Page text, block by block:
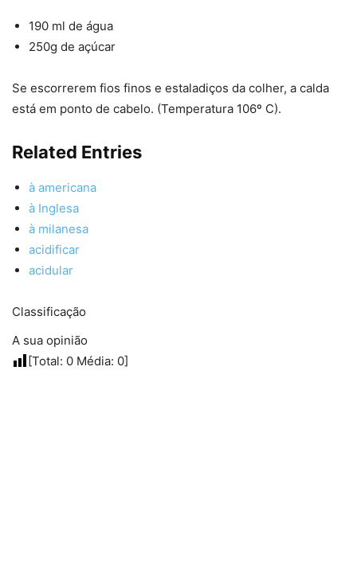
190 ml de água
250g de açúcar
Se escorrerem fios finos e estaladiços da colher, a calda
está em ponto de cabelo. (Temperatura 106º C).
Related Entries
à americana
à Inglesa
à milanesa
acidificar
acidular
Classificação
A sua opinião
[Total: 0 Média: 0]